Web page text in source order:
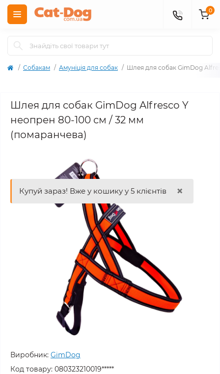
0
Собакам Амуніція для собак Шлея для собак GimDog
Шлея для собак GimDog Alfresco Y
неопрен 80-100 см / 32 мм
(помаранчева)
Купуй зараз! Вже у кошику у 5 клієнтів ×
Виробник: GimDog
Код товару: 080323210019*****